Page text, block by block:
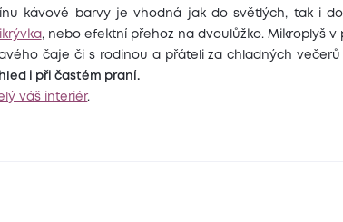
kávové barvy je vhodná jak do světlých, tak i
, nebo efektní přehoz na dvoulůžko. Mikroplyš
čaje či s rodinou a přáteli za chladných
i při častém praní.
váš interiér.